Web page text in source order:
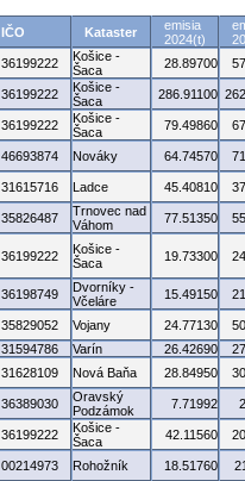
IČO Kataster
emisia
2024(t)
36199222
Košice -
Šaca
28.89700
36199222
Košice -
Šaca
286.91100
36199222
Košice -
Šaca
79.49860
46693874 Nováky 64.74570
31615716 Ladce 45.40810
35826487
Trnovec nad
Váhom
77.51350
36199222
Košice -
Šaca
19.73300
36198749
Dvorníky -
Včeláre
15.49150
35829052 Vojany 24.77130
31594786 Varín 26.42690
31628109 Nová Baňa 28.84950
36389030
Oravský
Podzámok
7.71992
36199222
Košice -
Šaca
42.11560
00214973 Rohožník 18.51760